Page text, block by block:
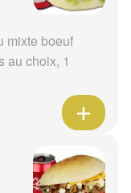
mixte boeuf
au choix, 1